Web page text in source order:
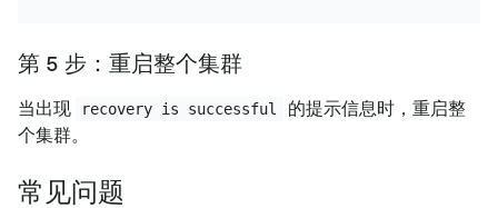
第 5 步：重启整个集群
当出现 recovery is successful
的提示信息时，重启整
个集群。
常见问题